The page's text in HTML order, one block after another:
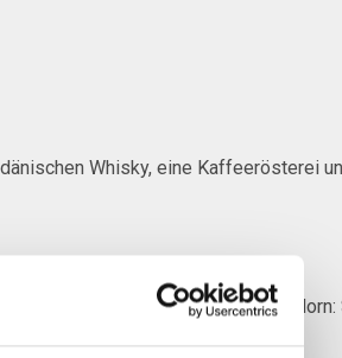
Whisky, eine Kaffeerösterei
hier gibt es alles aus Horn:
Jahr über offen ist.